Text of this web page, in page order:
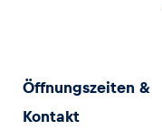
Öffnungszeiten &
Kontakt